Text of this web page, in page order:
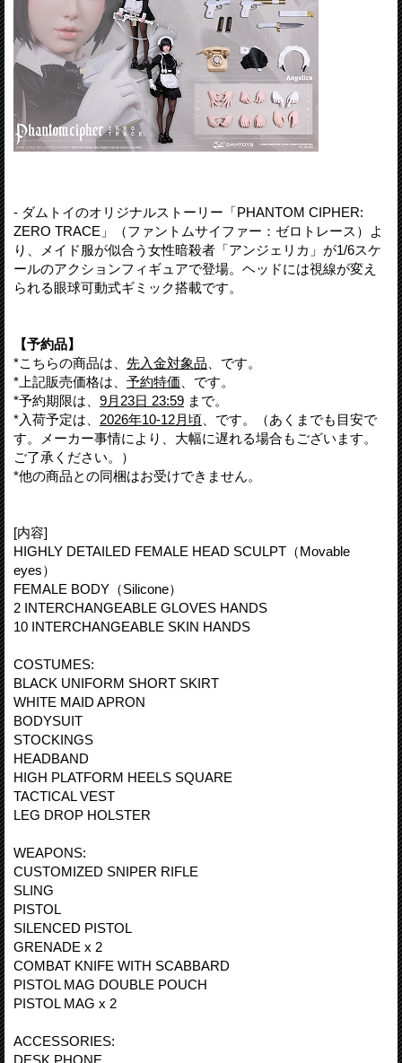
- ダムトイのオリジナルストーリー「PHANTOM CIPHER:
ZERO TRACE」（ファントムサイファー：ゼロトレース）よ
り、メイド服が似合う女性暗殺者「アンジェリカ」が1/6スケ
ールのアクションフィギュアで登場。ヘッドには視線が変え
られる眼球可動式ギミック搭載です。
【予約品】
*こちらの商品は、 先入金対象品 、です。
*上記販売価格は、 予約特価 、です。
*予約期限は、 9月23日 23:59 まで。
*入荷予定は、 2026年10-12月頃 、です。（あくまでも目安で
す。メーカー事情により、大幅に遅れる場合もございます。
ご了承ください。）
*他の商品との同梱はお受けできません。
[内容]
HIGHLY DETAILED FEMALE HEAD SCULPT（Movable
eyes）
FEMALE BODY（Silicone）
2 INTERCHANGEABLE GLOVES HANDS
10 INTERCHANGEABLE SKIN HANDS
COSTUMES:
BLACK UNIFORM SHORT SKIRT
WHITE MAID APRON
BODYSUIT
STOCKINGS
HEADBAND
HIGH PLATFORM HEELS SQUARE
TACTICAL VEST
LEG DROP HOLSTER
WEAPONS:
CUSTOMIZED SNIPER RIFLE
SLING
PISTOL
SILENCED PISTOL
GRENADE x 2
COMBAT KNIFE WITH SCABBARD
PISTOL MAG DOUBLE POUCH
PISTOL MAG x 2
ACCESSORIES:
DESK PHONE